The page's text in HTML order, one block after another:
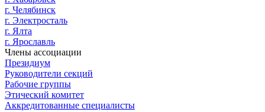
г. Челябинск
г. Электросталь
г. Ялта
г. Ярославль
Члены ассоциации
Президиум
Руководители секций
Рабочие группы
Этический комитет
Аккредитованные специалисты